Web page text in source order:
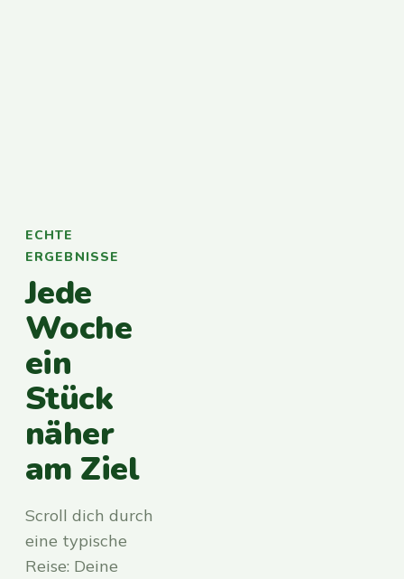
ECHTE
ERGEBNISSE
Jede
Woche
ein
Stück
näher
am Ziel
Scroll dich durch
eine typische
Reise: Deine